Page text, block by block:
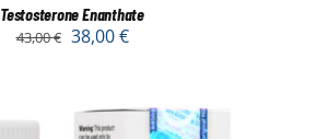
Testosterone Enanthate
43,00€ 38,00€